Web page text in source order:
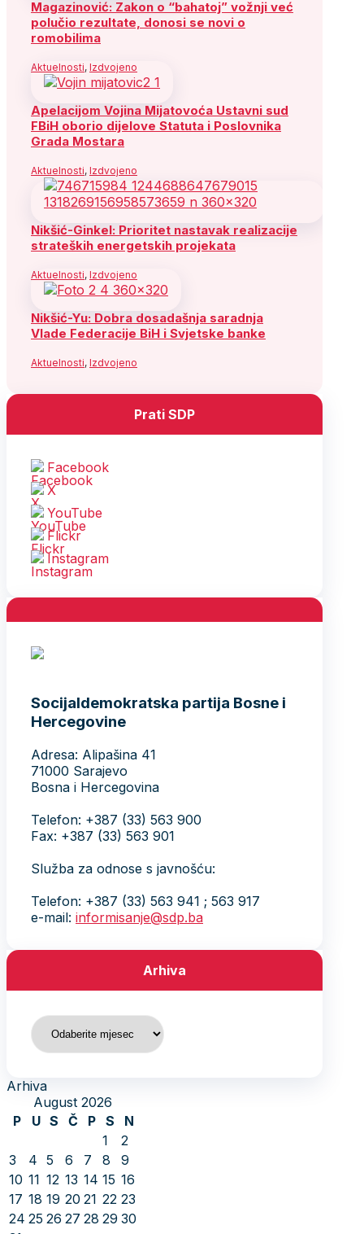
Magazinović: Zakon o “bahatoj” vožnji već
polučio rezultate, donosi se novi o
romobilima
Aktuelnosti, Izdvojeno
Apelacijom Vojina Mijatovoća Ustavni sud
FBiH oborio dijelove Statuta i Poslovnika
Grada Mostara
Aktuelnosti, Izdvojeno
Nikšić-Ginkel: Prioritet nastavak realizacije
strateških energetskih projekata
Aktuelnosti, Izdvojeno
Nikšić-Yu: Dobra dosadašnja saradnja
Vlade Federacije BiH i Svjetske banke
Aktuelnosti, Izdvojeno
Prati SDP
Facebook
X
YouTube
Flickr
Instagram
Socijaldemokratska partija Bosne i
Hercegovine
Adresa: Alipašina 41
71000 Sarajevo
Bosna i Hercegovina
Telefon: +387 (33) 563 900
Fax: +387 (33) 563 901
Služba za odnose s javnošću:
Telefon: +387 (33) 563 941 ; 563 917
e-mail: informisanje@sdp.ba
Arhiva
Arhiva
Arhiva
August 2026
P
U S Č P S
N
1
2
3
4 5 6 7 8
9
10 11 12 13 14 15 16
17 18 19 20 21 22 23
24 25 26 27 28 29 30